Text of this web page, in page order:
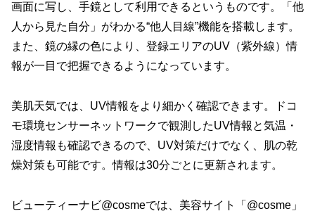
画面に写し、手鏡として利用できるというものです。「他
人から見た自分」がわかる“他人目線”機能を搭載します。
また、鏡の縁の色により、登録エリアのUV（紫外線）情
報が一目で把握できるようになっています。
美肌天気では、UV情報をより細かく確認できます。ドコ
モ環境センサーネットワークで観測したUV情報と気温・
湿度情報も確認できるので、UV対策だけでなく、肌の乾
燥対策も可能です。情報は30分ごとに更新されます。
ビューティーナビ@cosmeでは、美容サイト「@cosme」